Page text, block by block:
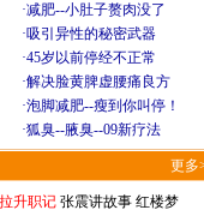
·减肥--小肚子赘肉没了
·吸引异性的秘密武器
·45岁以前停经不正常
·解决脸黄脾虚腰痛良方
·泡脚减肥--瘦到你叫停！
·狐臭--腋臭--09新疗法
更多
升职记 张震讲故事 红楼梦